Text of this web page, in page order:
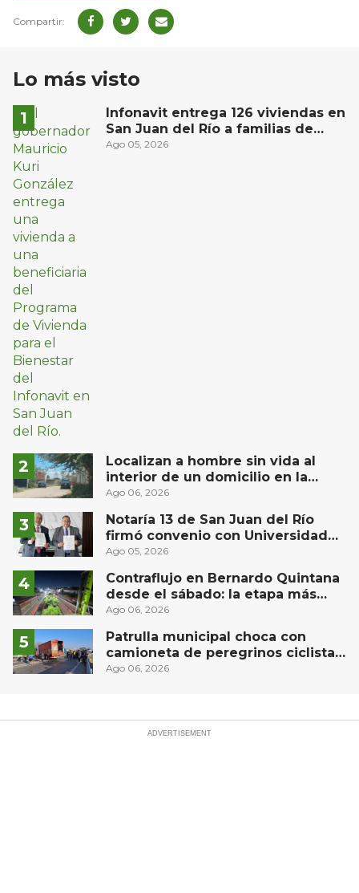
Lo más visto
Infonavit entrega 126 viviendas en
San Juan del Río a familias de
bajos ingresos
Ago 05, 2026
Localizan a hombre sin vida al
interior de un domicilio en la
comunidad El Rodeo, San Juan del
Ago 06, 2026
Notaría 13 de San Juan del Río
firmó convenio con Universidad
Privada del Bajío para recibir
Ago 05, 2026
Contraflujo en Bernardo Quintana
desde el sábado: la etapa más
compleja del operativo vial
Ago 06, 2026
Patrulla municipal choca con
camioneta de peregrinos ciclistas
en la autopista México-Querétaro
Ago 06, 2026